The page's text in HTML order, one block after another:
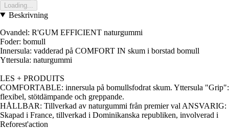
Loading...
Beskrivning
Ovandel: R'GUM EFFICIENT naturgummi
Foder: bomull
Innersula: vadderad på COMFORT IN skum i borstad bomull
Yttersula: naturgummi
LES + PRODUITS
COMFORTABLE: innersula på bomullsfodrat skum. Yttersula "Grip":
flexibel, stötdämpande och greppande.
HÅLLBAR: Tillverkad av naturgummi från premier val ANSVARIG:
Skapad i France, tillverkad i Dominikanska republiken, involverad i
Reforest'action